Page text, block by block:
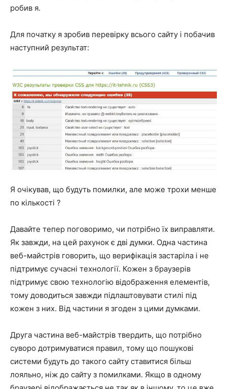
робив я.
Для початку я зробив перевірку всього сайту і побачив
наступний результат:
Я очікував, що будуть помилки, але може трохи менше
по кількості ?
Давайте тепер поговоримо, чи потрібно їх виправляти.
Як завжди, на цей рахунок є дві думки. Одна частина
веб-майстрів говорить, що верифікація застаріла і не
підтримує сучасні технології. Кожен з браузерів
підтримує свою технологію відображення елементів,
тому доводиться завжди підлаштовувати стилі під
кожен з них. Від частини я згоден з цими думками.
Друга частина веб-майстрів твердить, що потрібно
суворо дотримуватися правил, тому що пошукові
системи будуть до такого сайту ставитися більш
лояльно, ніж до сайту з помилками. Якщо в одному